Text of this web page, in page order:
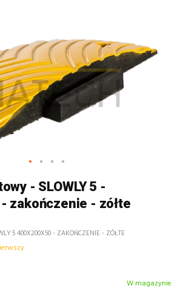
- SLOWLY 5 -
zakończenie - zółte
5 400X200X50 - ZAKOŃCZENIE - ZÓŁTE
W magazynie